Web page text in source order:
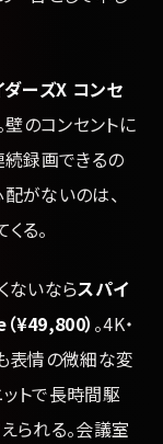
ーズX コンセ
壁のコンセントに
録画できるの
がないのは、
る。
ないならスパイ
¥49,800） 。4K・
表情の微細な変
トで長時間駆
られる。会議室